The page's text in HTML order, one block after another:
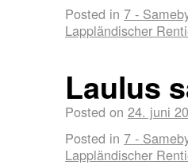
Posted in 7 -
Lappländischer
Laulus
Posted on 24. juni
Posted in 7 -
Lappländischer